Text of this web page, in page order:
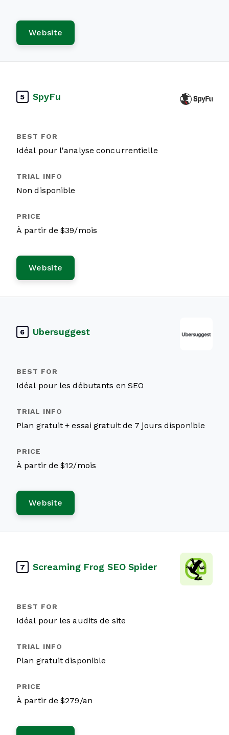
Website
5 SpyFu
Idéal pour l'analyse concurrentielle
Non disponible
À partir de $39/mois
Website
6 Ubersuggest
Idéal pour les débutants en SEO
Plan gratuit + essai gratuit de 7 jours disponible
À partir de $12/mois
Website
7 Screaming Frog SEO Spider
Idéal pour les audits de site
Plan gratuit disponible
À partir de $279/an